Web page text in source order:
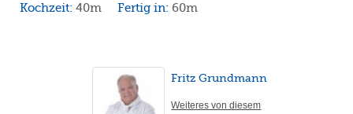
Kochzeit:40m Fertig in: 60m
Fritz Grundmann
Weiteres von diesem